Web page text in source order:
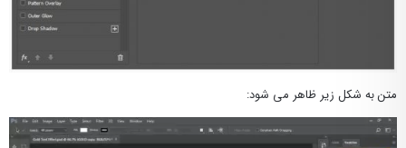
متن به شکل زیر ظاهر می شود: